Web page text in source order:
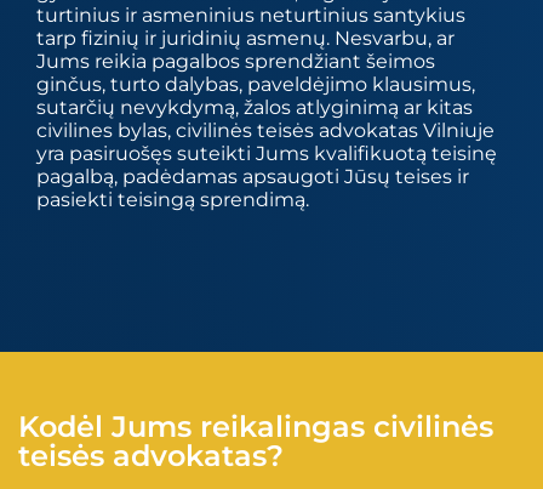
turtinius ir asmeninius neturtinius santykius
tarp fizinių ir juridinių asmenų. Nesvarbu, ar
Jums reikia pagalbos sprendžiant šeimos
ginčus, turto dalybas, paveldėjimo klausimus,
sutarčių nevykdymą, žalos atlyginimą ar kitas
civilines bylas, civilinės teisės advokatas Vilniuje
yra pasiruošęs suteikti Jums kvalifikuotą teisinę
pagalbą, padėdamas apsaugoti Jūsų teises ir
pasiekti teisingą sprendimą.
Kodėl Jums reikalingas civilinės
teisės advokatas?